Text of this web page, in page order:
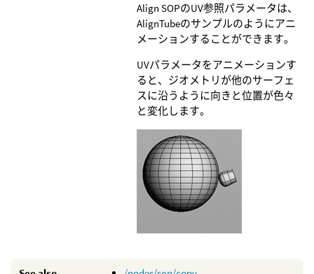
Align SOPのUV参照パラメータは、
AlignTubeのサンプルのようにアニ
メーションすることができます。
UVパラメータをアニメーションす
ると、ジオメトリが他のサーフェ
スに沿うように向きと位置が色々
と変化します。